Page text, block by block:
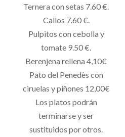
Ternera con setas 7.60 €.
Callos 7.60 €.
Pulpitos con cebolla y
tomate 9.50 €.
Berenjena rellena 4,10€
Pato del Penedès con
ciruelas y piñones 12,00€
Los platos podrán
terminarse y ser
sustituidos por otros.